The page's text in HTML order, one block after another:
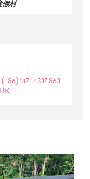
假村
(+86) 147 14337 863